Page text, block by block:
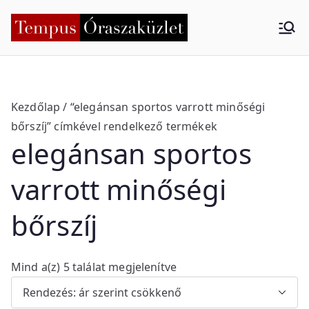
Tempus
küzlet
Kezdőlap / “elegánsan sportos varrott minőségi
bőrszíj” címkével rendelkező termékek
elegánsan sportos
varrott minőségi
bőrszíj
Mind a(z) 5 találat megjelenítveS
o
r